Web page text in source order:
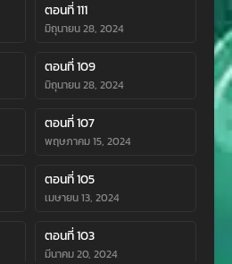
ตอนที่ 111
มิถุนายน 28, 2024
ตอนที่ 109
มิถุนายน 28, 2024
ตอนที่ 107
พฤษภาคม 15, 2024
ตอนที่ 105
เมษายน 13, 2024
ตอนที่ 103
มีนาคม 20, 2024